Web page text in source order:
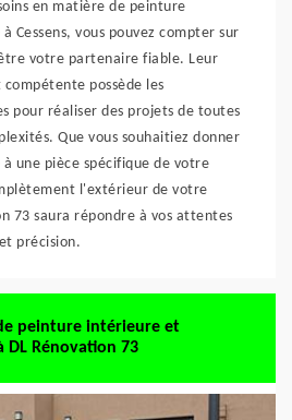
en matière de peinture
Cessens, vous pouvez compter sur
votre partenaire fiable. Leur
possède les
pour réaliser des projets de toutes
Que vous souhaitiez donner
une pièce spécifique de votre
l'extérieur de votre
73 saura répondre à vos attentes
précision.
peinture intérieure et
DL Rénovation 73